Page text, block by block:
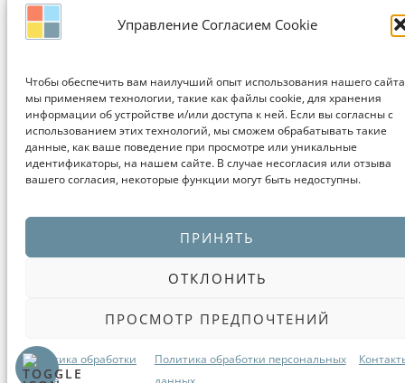
Управление Согласием Cookie
Чтобы обеспечить вам наилучший опыт использования нашего
мы применяем технологии, такие как файлы cookie, для хранения
информации об устройстве и/или доступа к ней. Если вы согласны с
использованием этих технологий, мы сможем обрабатывать такие
данные, как ваше поведение при просмотре или уникальные
идентификаторы, на нашем сайте. В случае несогласия или отзыва
вашего согласия, некоторые функции могут быть недоступны.
ПРИНЯТЬ
ОТКЛОНИТЬ
ПРОСМОТР ПРЕДПОЧТЕНИЙ
Политика обработки
Политика обработки персональных